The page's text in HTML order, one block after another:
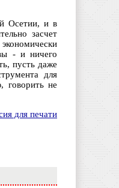
Осетии, и в
засчет
- и ничего
пусть даже
для
говорить не
для печати